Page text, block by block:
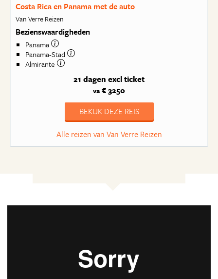
Costa Rica en Panama met de auto
Van Verre Reizen
Bezienswaardigheden
Panama
Panama-Stad
Almirante
21 dagen excl ticket
va € 3250
BEKIJK DEZE REIS
Alle reizen van Van Verre Reizen